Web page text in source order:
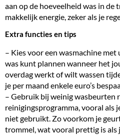
aan op de hoeveelheid was in de
makkelijk energie, zeker als je
Extra functies en tips
– Kies voor een wasmachine
was kunt plannen wanneer het
overdag werkt of wilt wassen
je per maand enkele euro’s
– Gebruik bij weinig wasbeurten
reinigingsprogramma, vooral als
niet gebruikt. Zo voorkom je
trommel, wat vooral prettig is als